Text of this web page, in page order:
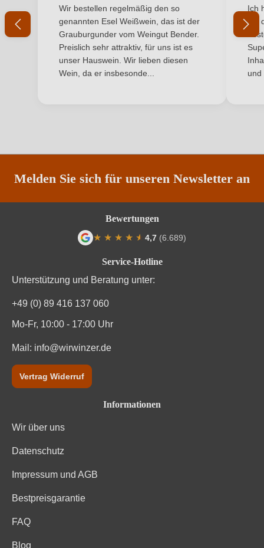
Jahrgang 2023
Land Italien
Asiatisch, Fisch, Käse
Traubenfarbe
Weinart Weißwein
Ihr Passwort
Ich habe mein Passwort vergessen
Durchschnittliche Bewertung von 5 von 5 Sternen
Wir bestellen regelmäßig den so
genannten Esel Weißwein, das ist der
Grauburgunder vom Weingut Bender.
Preislich sehr attraktiv, für uns ist es
unser Hauswein. Wir lieben diesen
Wein, da er insbesonde...
Ich
mit
und
Melden Sie sich für unseren Newsletter an
Service-Hotline
Unterstützung und Beratung unter:
+49 (0) 89 416 137 060
Mo-Fr, 10:00 - 17:00 Uhr
Mail: info@wirwinzer.de
Vertrag Widerruf
Informationen
Wir über uns
Datenschutz
Impressum und AGB
Bestpreisgarantie
FAQ
Blog
Bewertungen
★ ★ ★ ★ ★
★ 4,7 (6.689)